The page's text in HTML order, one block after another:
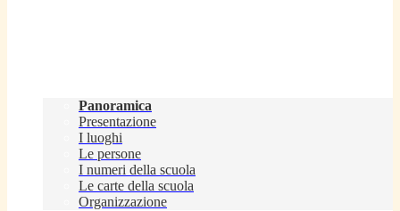
Panoramica
Presentazione
I luoghi
Le persone
I numeri della scuola
Le carte della scuola
Organizzazione